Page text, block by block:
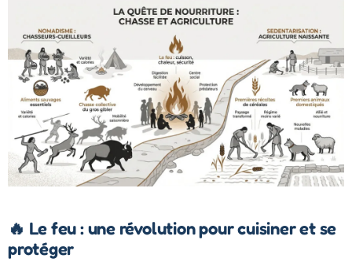
🔥 Le feu : une révolution pour cuisiner et se
protéger